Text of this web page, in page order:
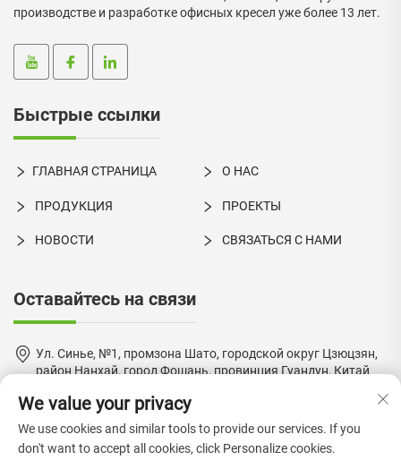
производстве и разработке офисных кресел уже более 13 лет.
Быстрые ссылки
ГЛАВНАЯ СТРАНИЦА О НАС
ПРОДУКЦИЯ ПРОЕКТЫ
НОВОСТИ СВЯЗАТЬСЯ С НАМИ
Оставайтесь на связи
Ул. Синье, №1, промзона Шато, городской округ Цзюцзян,
район Нанхай, город Фошань, провинция Гуандун, Китай
+86-18924550960
[email protected]
We value your privacy
We use cookies and similar tools to provide our services. If you
don't want to accept all cookies, click Personalize cookies.